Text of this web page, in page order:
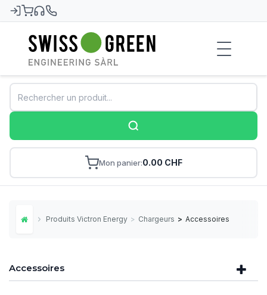
Swiss-Green
Mon panier 0.00 CHF
Home Produits Victron Energy > Chargeurs > Accessoires
Accessoires